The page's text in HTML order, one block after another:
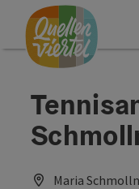
Zum Inhalt
Zur Navigation
Zum Seitenanfang
Maria